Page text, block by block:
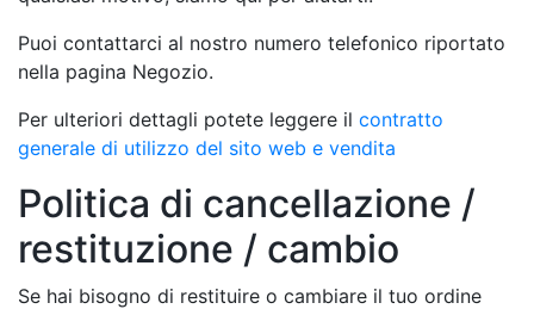
Puoi contattarci al nostro numero telefonico riportato
nella pagina Negozio.
Per ulteriori dettagli potete leggere il contratto
generale di utilizzo del sito web e vendita
Politica di cancellazione /
restituzione / cambio
Se hai bisogno di restituire o cambiare il tuo ordine